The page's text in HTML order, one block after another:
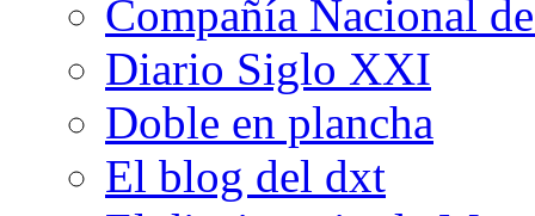
Compañía Nacional
Diario Siglo XXI
Doble en plancha
El blog del dxt